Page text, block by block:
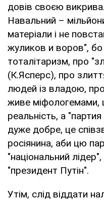
довів своєю
Навальний –
матеріали і не
жуликов и воров", бо
тоталітаризм, про
(К.Ясперс), про
людей із владою, про
живе
реальність, а
дуже добре, це
росіянина, аби цю
"національний
"президент Путін".
Утім, слід віддати